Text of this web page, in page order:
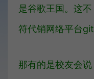
是谷歌王国。这
符代销网络平台
那有的是校友会